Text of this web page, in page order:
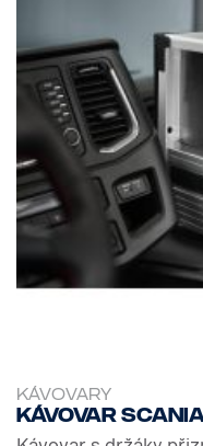
KÁVOVARY
Kávovar